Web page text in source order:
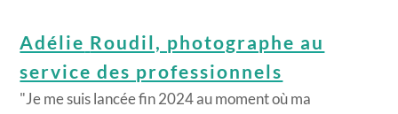
Adélie Roudil, photographe au
service des professionnels
"Je me suis lancée fin 2024 au moment où ma